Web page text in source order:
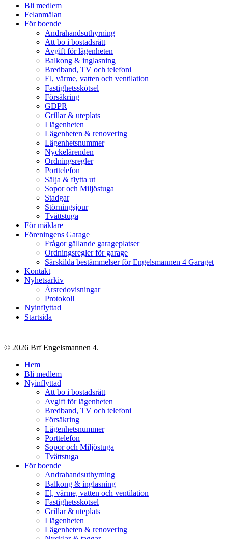
Bli medlem
Felanmälan
För boende
Andrahandsuthyrning
Att bo i bostadsrätt
Avgift för lägenheten
Balkong & inglasning
Bredband, TV och telefoni
El, värme, vatten och ventilation
Fastighetsskötsel
Försäkring
GDPR
Grillar & uteplats
I lägenheten
Lägenheten & renovering
Lägenhetsnummer
Nyckelärenden
Ordningsregler
Porttelefon
Sälja & flytta ut
Sopor och Miljöstuga
Stadgar
Störningsjour
Tvättstuga
För mäklare
Föreningens Garage
Frågor gällande garageplatser
Ordningsregler för garage
Särskilda bestämmelser för Engelsmannen 4 Garaget
Kontakt
Nyhetsarkiv
Årsredovisningar
Protokoll
Nyinflyttad
Startsida
© 2026 Brf Engelsmannen 4.
Close
Menu
Hem
Bli medlem
Nyinflyttad
Att bo i bostadsrätt
Avgift för lägenheten
Bredband, TV och telefoni
Försäkring
Lägenhetsnummer
Porttelefon
Sopor och Miljöstuga
Tvättstuga
För boende
Andrahandsuthyrning
Balkong & inglasning
El, värme, vatten och ventilation
Fastighetsskötsel
Grillar & uteplats
I lägenheten
Lägenheten & renovering